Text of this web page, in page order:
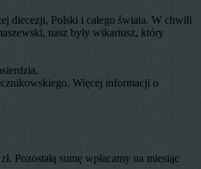
diecezji, Polski i całego świata. W chwili
nasz były wikariusz, który
Więcej informacji o
Pozostałą sumę wpłacamy na miesiąc